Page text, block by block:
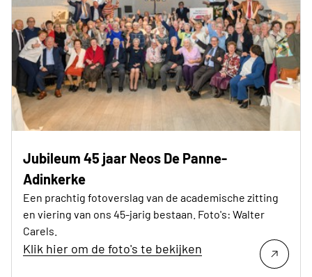
Jubileum 45 jaar Neos De Panne-
Adinkerke
Een prachtig fotoverslag van de academische zitting
en viering van ons 45-jarig bestaan. Foto's: Walter
Carels.
Klik hier om de foto's te bekijken